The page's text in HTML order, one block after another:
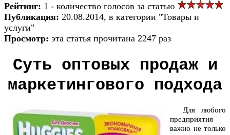
Рейтинг: 1 - количество голосов за статью
Публикация: 20.08.2014, в категории "Товары и
услуги"
Просмотр: эта статья прочитана 2247 раз
Суть оптовых продаж и
маркетингового подхода
Для любого
предприятия
важно не только